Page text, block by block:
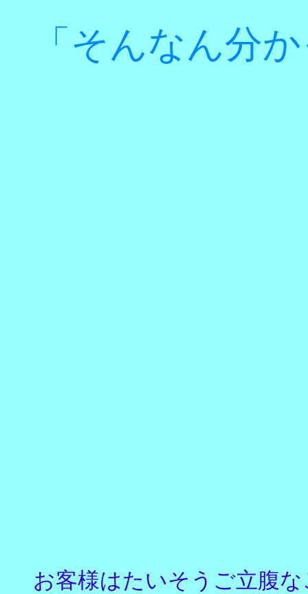
「そんなん分
お客様はたいそうご立腹